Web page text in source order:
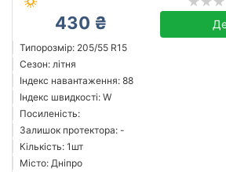
430 ₴
Типорозмір: 205/55 R15
Сезон: літня
Індекс навантаження: 88
Індекс швидкості: W
Посиленість:
Залишок протектора: -
Кількість: 1шт
Місто: Дніпро